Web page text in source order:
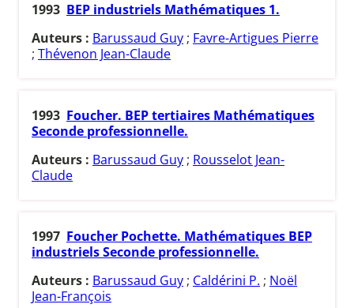
1993 BEP industriels Mathématiques 1.
Auteurs : Barussaud Guy ; Favre-Artigues Pierre
; Thévenon Jean-Claude
1993 Foucher. BEP tertiaires Mathématiques
Seconde professionnelle.
Auteurs : Barussaud Guy ; Rousselot Jean-
Claude
1997 Foucher Pochette. Mathématiques BEP
industriels Seconde professionnelle.
Auteurs : Barussaud Guy; Caldérini P. ; Noël
Jean-François